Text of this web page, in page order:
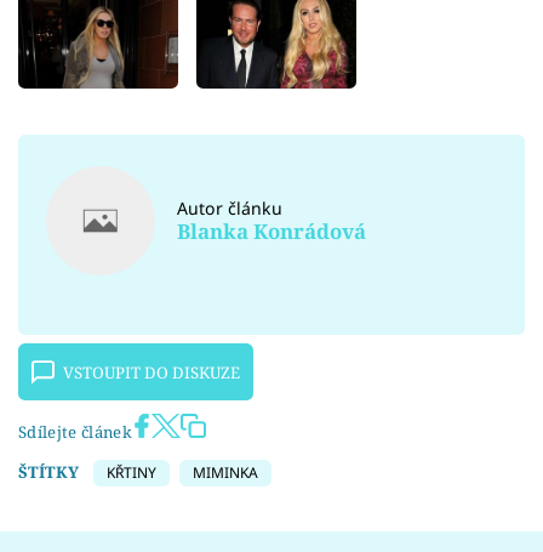
Autor článku
Blanka Konrádová
VSTOUPIT DO DISKUZE
Sdílejte článek
ŠTÍTKY
KŘTINY MIMINKA